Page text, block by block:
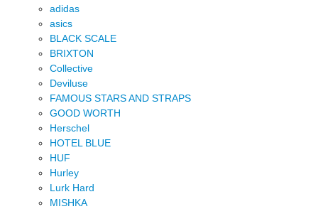
adidas
asics
BLACK SCALE
BRIXTON
Collective
Deviluse
FAMOUS STARS AND STRAPS
GOOD WORTH
Herschel
HOTEL BLUE
HUF
Hurley
Lurk Hard
MISHKA